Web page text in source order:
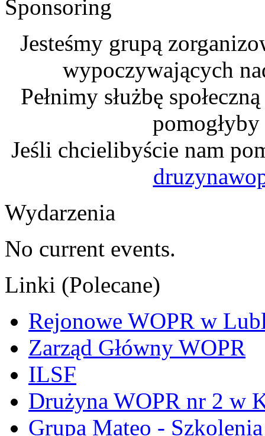
Sponsoring
Jesteśmy grupą
wypoczywających
Pełnimy służbę
Jeśli chcielibyście nam
Wydarzenia
No current events.
Linki (Polecane)
Rejonowe WOPR w
Zarząd Główny WOPR
ILSF
Drużyna WOPR nr 2 w
Grupa Mateo -